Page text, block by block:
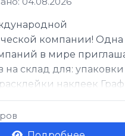
компании! Одна
в мире
на склад для: упаковки
наклеек
до 16:00 Оплата: 38 в ...